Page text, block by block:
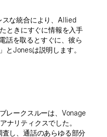
な統合により、Allied
ときにすぐに情報を入手
話を取るとすぐに、彼ら
とJonesは説明します。
レークスルーは、Vonage
ナリティクスでした。
し、通話のあらゆる部分